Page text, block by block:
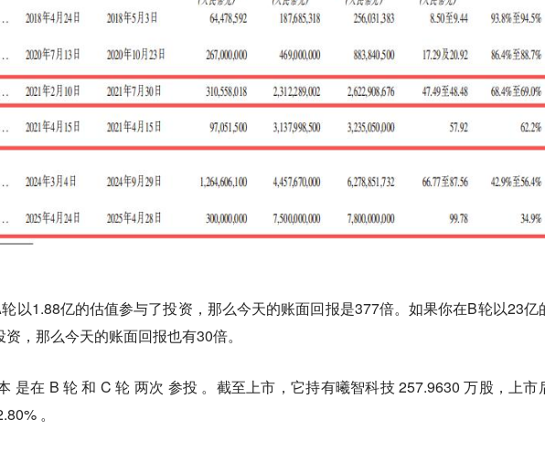
以1.88亿的估值参与了投资，那么今天的账面回报是377倍。如果你在B轮以23亿
，那么今天的账面回报也有30倍。
是在 B 轮 和 C 轮 两次 参投 。截至上市，它持有曦智科技 257.9630 万股，上市
。